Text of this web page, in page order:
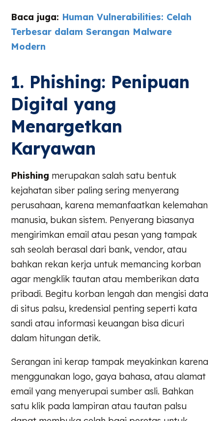
Baca juga: Human Vulnerabilities: Celah
Terbesar dalam Serangan Malware
Modern
1. Phishing: Penipuan
Digital yang
Menargetkan
Karyawan
Phishing merupakan salah satu bentuk
kejahatan siber paling sering menyerang
perusahaan, karena memanfaatkan kelemahan
manusia, bukan sistem. Penyerang biasanya
mengirimkan email atau pesan yang tampak
sah seolah berasal dari bank, vendor, atau
bahkan rekan kerja untuk memancing korban
agar mengklik tautan atau memberikan data
pribadi. Begitu korban lengah dan mengisi data
di situs palsu, kredensial penting seperti kata
sandi atau informasi keuangan bisa dicuri
dalam hitungan detik.
Serangan ini kerap tampak meyakinkan karena
menggunakan logo, gaya bahasa, atau alamat
email yang menyerupai sumber asli. Bahkan
satu klik pada lampiran atau tautan palsu